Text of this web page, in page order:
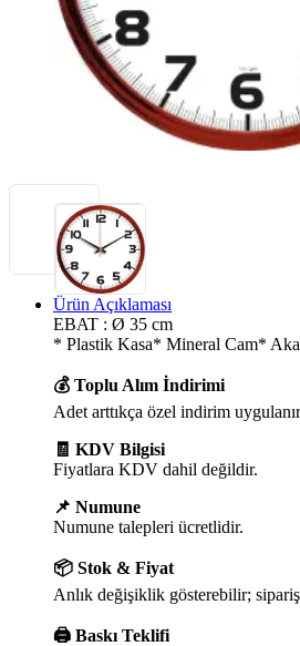
Ürün Açıklaması
EBAT : Ø 35 cm
* Plastik Kasa* Mineral Cam*
💰 Toplu Alım İndirimi
Adet arttıkça özel indirim
🧾 KDV Bilgisi
Fiyatlara KDV dahil değildir.
📌 Numune
Numune talepleri ücretlidir.
📦 Stok & Fiyat
Anlık değişiklik gösterebilir;
🖨️ Baskı Teklifi